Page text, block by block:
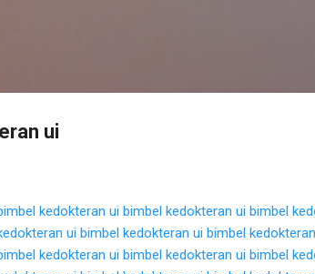
ui
kedokteran ui bimbel kedokteran ui bimbel
ui bimbel kedokteran ui bimbel
kedokteran ui bimbel kedokteran ui bimbel